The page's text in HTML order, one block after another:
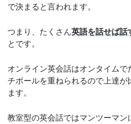
で決まると言われます。
つまり、たくさん英語を話せば話
とです。
オンライン英会話はオンタイムで
チボールを重ねられるので上達が
ます。
教室型の英会話ではマンツーマン